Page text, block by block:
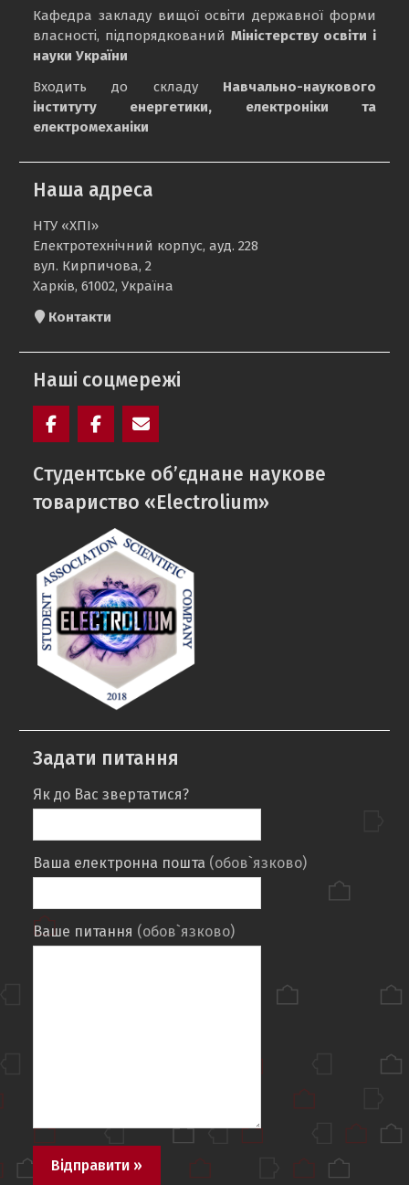
Кафедра закладу вищої освіти державної форми
власності, підпорядкований Міністерству освіти і
науки України
Входить до складу Навчально-наукового
інституту енергетики, електроніки та
електромеханіки
Наша адреса
НТУ «ХПІ»
Електротехнічний корпус, ауд. 228
вул. Кирпичова, 2
Харків, 61002, Україна
Контакти
Наші соцмережі
кафедри
mail
Cтудентське об’єднане наукове
товариство «Electrolium»
Задати питання
Як до Вас звертатися?
Ваша електронна пошта (обов`язково)
Ваше питання (обов`язково)